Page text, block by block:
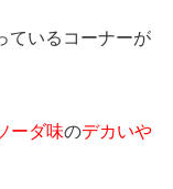
ているコーナーが
ーダ味のデカいや